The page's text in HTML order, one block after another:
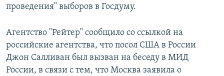
проведения" выборов в Госдуму.
Агентство "Рейтер" сообщило со ссылкой на
российские агентства, что посол США в России
Джон Салливан был вызван на беседу в МИД
России, в связи с тем, что Москва заявила о